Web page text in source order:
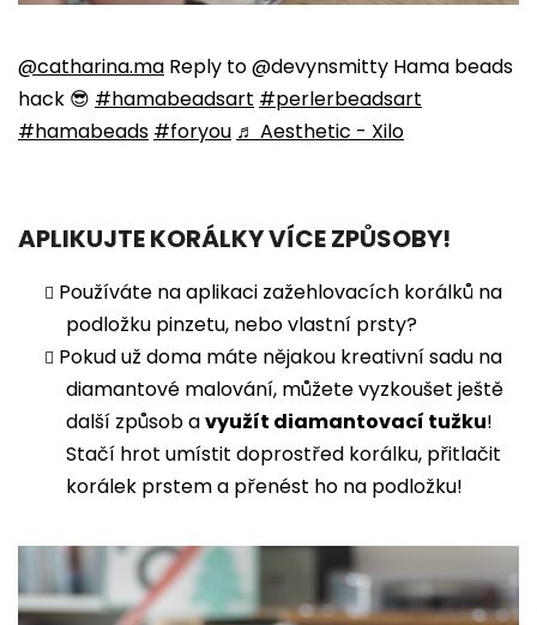
@catharina.ma Reply to @devynsmitty Hama beads
hack 😎 #hamabeadsart #perlerbeadsart
#hamabeads #foryou ♬ Aesthetic - Xilo
APLIKUJTE KORÁLKY VÍCE ZPŮSOBY!
Používáte na aplikaci zažehlovacích korálků na
podložku pinzetu, nebo vlastní prsty?
Pokud už doma máte nějakou kreativní sadu na
diamantové malování, můžete vyzkoušet ještě
další způsob avyužít diamantovací tužku!
Stačí hrot umístit doprostřed korálku, přitlačit
korálek prstem a přenést ho na podložku!